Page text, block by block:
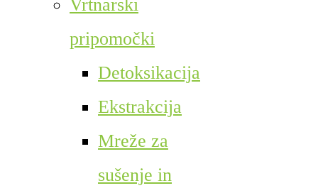
Vrtnarski
pripomočki
Detoksikacija
Ekstrakcija
Mreže za
sušenje in